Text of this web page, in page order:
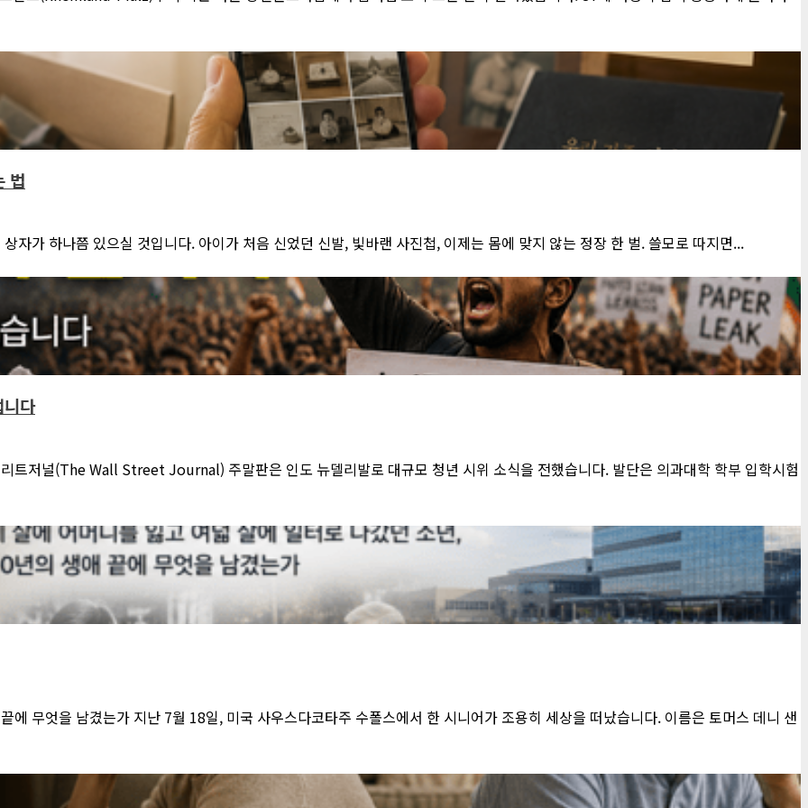
법
자가 하나쯤 있으실 것입니다. 아이가 처음 신었던 신발, 빛바랜 사진첩, 이제는 몸에 맞지 않는 정장 한 벌. 쓸모로 따지면...
다
트저널(The Wall Street Journal) 주말판은 인도 뉴델리발로 대규모 청년 시위 소식을 전했습니다. 발단은 의과대학 학부 입학시험
에 무엇을 남겼는가 지난 7월 18일, 미국 사우스다코타주 수폴스에서 한 시니어가 조용히 세상을 떠났습니다. 이름은 토머스 데니 샌